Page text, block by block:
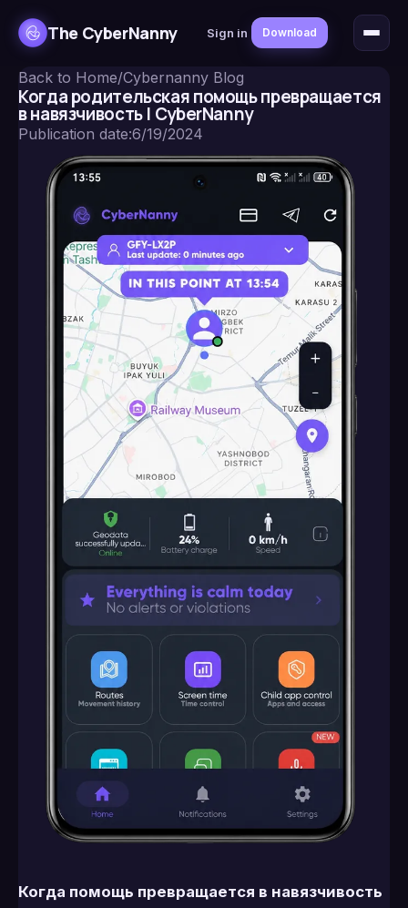
The CyberNanny Sign in Download
Back to Home/Cybernanny Blog
Когда родительская помощь превращается
в навязчивость | CyberNanny
Publication date:6/19/2024
Когда помощь превращается в навязчивость